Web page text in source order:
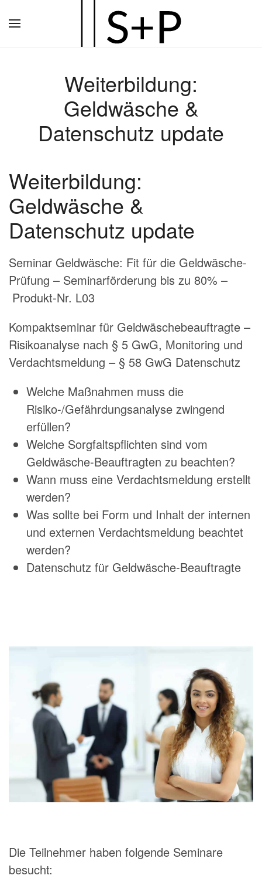
Hauptinhalt
Weiterbildung:
Geldwäsche &
Datenschutz update
Weiterbildung:
Geldwäsche &
Datenschutz update
Seminar Geldwäsche: Fit für die Geldwäsche-
Prüfung – Seminarförderung bis zu 80% –
Produkt-Nr. L03
Kompaktseminar für Geldwäschebeauftragte –
Risikoanalyse nach § 5 GwG, Monitoring und
Verdachtsmeldung – § 58 GwG Datenschutz
Welche Maßnahmen muss die
Risiko-/Gefährdungsanalyse zwingend
erfüllen?
Welche Sorgfaltspflichten sind vom
Geldwäsche-Beauftragten zu beachten?
Wann muss eine Verdachtsmeldung erstellt
werden?
Was sollte bei Form und Inhalt der internen
und externen Verdachtsmeldung beachtet
werden?
Datenschutz für Geldwäsche-Beauftragte
Die Teilnehmer haben folgende Seminare
besucht: